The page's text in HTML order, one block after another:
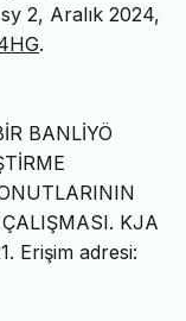
2, Aralık 2024,
.
BANLİYÖ
KJA
Erişim adresi: